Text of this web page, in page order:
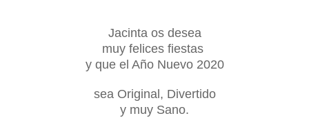
Jacinta os desea
muy felices fiestas
y que el Año Nuevo 2020
sea Original, Divertido
y muy Sano.